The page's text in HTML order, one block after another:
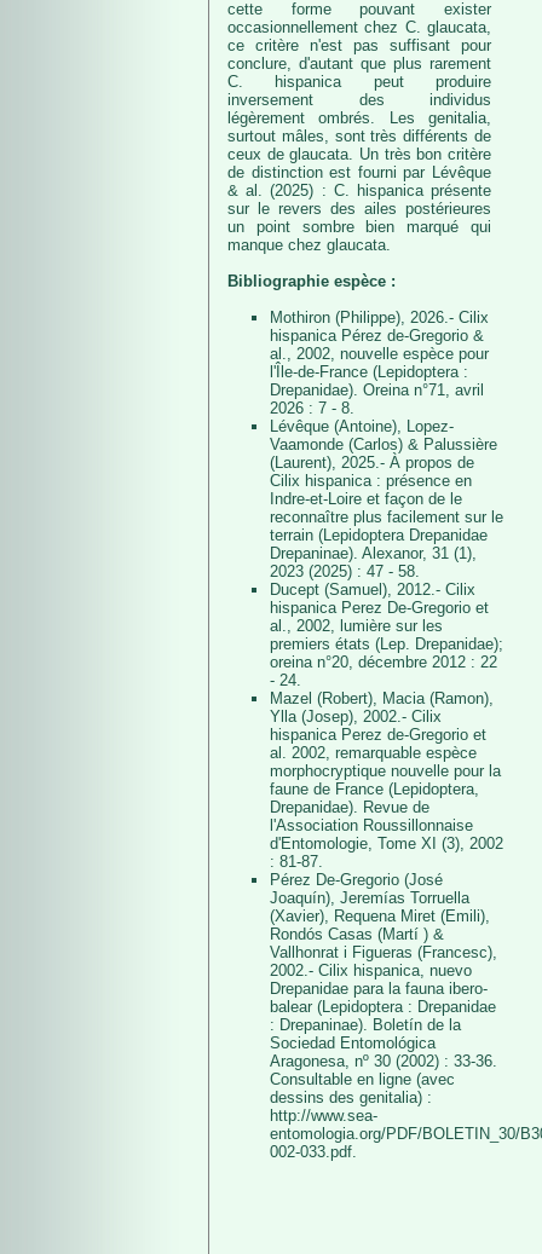
cette forme pouvant exister
occasionnellement chez C. glaucata,
ce critère n'est pas suffisant pour
conclure, d'autant que plus rarement
C. hispanica peut produire
inversement des individus
légèrement ombrés. Les genitalia,
surtout mâles, sont très différents de
ceux de glaucata. Un très bon critère
de distinction est fourni par Lévêque
& al. (2025) : C. hispanica présente
sur le revers des ailes postérieures
un point sombre bien marqué qui
manque chez glaucata.
Bibliographie espèce :
Mothiron (Philippe), 2026.- Cilix
hispanica Pérez de-Gregorio &
al., 2002, nouvelle espèce pour
l'Île-de-France (Lepidoptera :
Drepanidae). Oreina n°71, avril
2026 : 7 - 8.
Lévêque (Antoine), Lopez-
Vaamonde (Carlos) & Palussière
(Laurent), 2025.- À propos de
Cilix hispanica : présence en
Indre-et-Loire et façon de le
reconnaître plus facilement sur le
terrain (Lepidoptera Drepanidae
Drepaninae). Alexanor, 31 (1),
2023 (2025) : 47 - 58.
Ducept (Samuel), 2012.- Cilix
hispanica Perez De-Gregorio et
al., 2002, lumière sur les
premiers états (Lep. Drepanidae);
oreina n°20, décembre 2012 : 22
- 24.
Mazel (Robert), Macia (Ramon),
Ylla (Josep), 2002.- Cilix
hispanica Perez de-Gregorio et
al. 2002, remarquable espèce
morphocryptique nouvelle pour la
faune de France (Lepidoptera,
Drepanidae). Revue de
l'Association Roussillonnaise
d'Entomologie, Tome XI (3), 2002
: 81-87.
Pérez De-Gregorio (José
Joaquín), Jeremías Torruella
(Xavier), Requena Miret (Emili),
Rondós Casas (Martí ) &
Vallhonrat i Figueras (Francesc),
2002.- Cilix hispanica, nuevo
Drepanidae para la fauna ibero-
balear (Lepidoptera : Drepanidae
: Drepaninae). Boletín de la
Sociedad Entomológica
Aragonesa, nº 30 (2002) : 33-36.
Consultable en ligne (avec
dessins des genitalia) :
http://www.sea-
entomologia.org/PDF/BOLETIN_30/
002-033.pdf.